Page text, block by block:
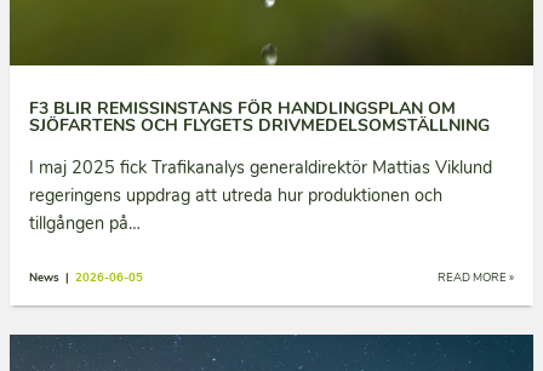
F3 BLIR REMISSINSTANS FÖR HANDLINGSPLAN OM
SJÖFARTENS OCH FLYGETS DRIVMEDELSOMSTÄLLNING
I maj 2025 fick Trafikanalys generaldirektör Mattias Viklund
regeringens uppdrag att utreda hur produktionen och
tillgången på…
READ MORE »
News | 2026-06-05